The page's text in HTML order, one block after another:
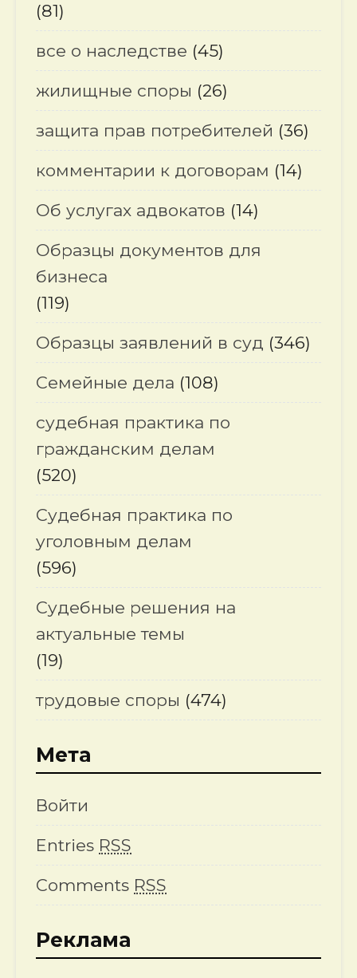
(81)
все о наследстве (45)
жилищные споры (26)
защита прав потребителей (36)
комментарии к договорам (14)
Об услугах адвокатов (14)
Образцы документов для
бизнеса
(119)
Образцы заявлений в суд (346)
Семейные дела (108)
судебная практика по
гражданским делам
(520)
Судебная практика по
уголовным делам
(596)
Судебные решения на
актуальные темы
(19)
трудовые споры (474)
Мета
Войти
Entries RSS
Comments RSS
Реклама